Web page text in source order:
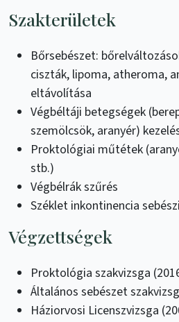
Szakterületek
Bőrsebészet:
ciszták, lipoma, atheroma,
eltávolítása
Végbéltáji betegségek
szemölcsök, aranyér)
Proktológiai műtétek
stb.)
Végbélrák szűrés
Széklet inkontinencia
Végzettségek
Proktológia szakvizsga
Általános sebészet
Háziorvosi Licenszvizsga